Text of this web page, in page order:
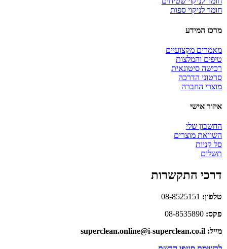
חומר לניקוי ספות
מרכז המידע
מאמרים מקצועיים
טיפים והמלצות
רכישה סיטונאית
סרטוני הדרכה
מוצרי החברה
איזור אישי
החשבון שלי
השוואת מוצרים
סל קניות
תשלום
דרכי התקשרות
טלפון:
פקס: 08-8535890
מייל: superclean.online@i-superclean.co.il